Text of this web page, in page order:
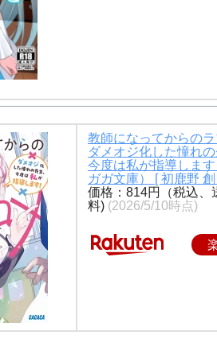
教師になってからの
ダメオジ化した憧れ
今度は私が指導しま
ガガ文庫） [ 初鹿野 創
価格：814円（税込、
料) (2026/5/10時点)